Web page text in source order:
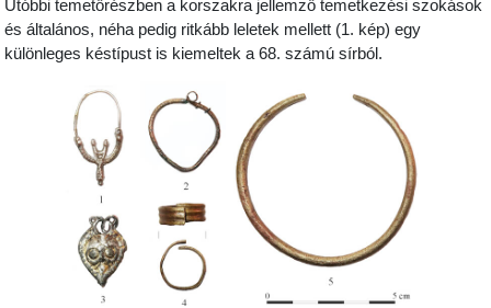
Utóbbi temetőrészben a korszakra jellemző temetkezési szokások
és általános, néha pedig ritkább leletek mellett (1. kép) egy
különleges késtípust is kiemeltek a 68. számú sírból.